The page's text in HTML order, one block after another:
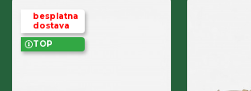
besplatna
dostava
TOP